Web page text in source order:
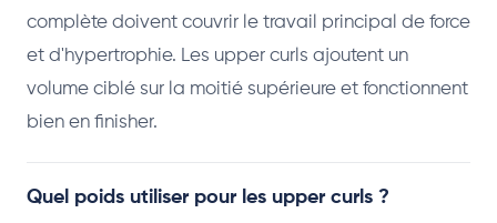
complète doivent couvrir le travail principal de force
et d'hypertrophie. Les upper curls ajoutent un
volume ciblé sur la moitié supérieure et fonctionnent
bien en finisher.
Quel poids utiliser pour les upper curls ?